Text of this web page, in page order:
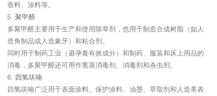
香料、涂料等。
5. 聚甲醛
多聚甲醛主要用于生产和使用除草剂，也用于制造合成树脂（如人
造角制品或人造象牙）和粘合剂。
同时用于制药工业（避孕膏有效成分）和制药、服装和床上用品的
消毒，多聚甲醛还可用作熏蒸消毒剂、消毒剂和杀虫剂。
6. 四氢呋喃
四氢呋喃广泛用于表面涂料、保护涂料、油墨、萃取剂和人造革表